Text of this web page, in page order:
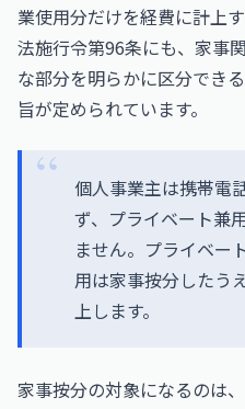
業使用分だけを経費に計上
法施行令第96条にも、家事
な部分を明らかに区分でき
旨が定められています。
個人事業主は携帯電
ず、プライベート兼
ません。プライベー
用は家事按分したう
上します。
家事按分の対象になるのは